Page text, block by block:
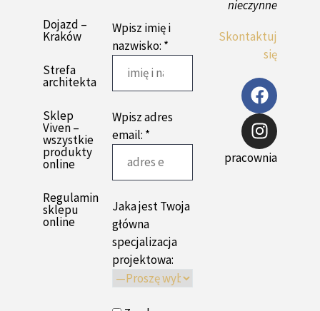
Dojazd –
Kraków
Strefa
architekta
Sklep
Viven –
wszystkie
produkty
online
Regulamin
sklepu
online
Wpisz imię i
nazwisko: *
Wpisz adres
email: *
Jaka jest Twoja
główna
specjalizacja
projektowa:
nieczynne
Skontaktuj
się
pracownia